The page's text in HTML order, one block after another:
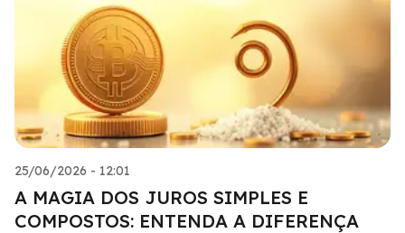
25/06/2026 - 12:01
A MAGIA DOS JUROS SIMPLES E
COMPOSTOS: ENTENDA A DIFERENÇA